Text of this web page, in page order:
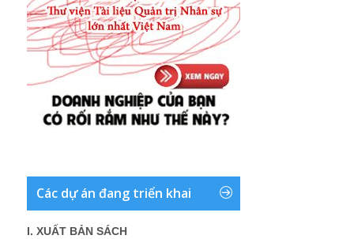
Các dự án đang triển khai
I. XUẤT BẢN SÁCH